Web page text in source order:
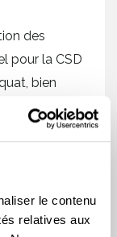
le contenu
relatives aux
des
pour la CSD
bien
et
cadre proposé
pour les